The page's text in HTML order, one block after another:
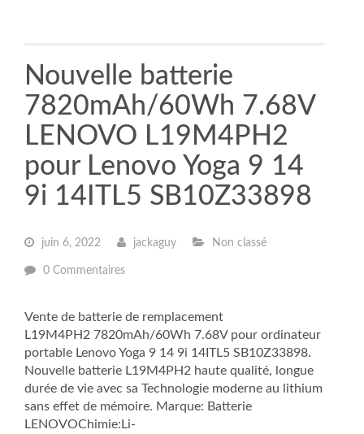
Nouvelle batterie
7820mAh/60Wh 7.68V
LENOVO L19M4PH2
pour Lenovo Yoga 9 14
9i 14ITL5 SB10Z33898
juin 6, 2022 jackaguy Non classé
0 Commentaires
Vente de batterie de remplacement
L19M4PH2 7820mAh/60Wh 7.68V pour ordinateur
portable Lenovo Yoga 9 14 9i 14ITL5 SB10Z33898.
Nouvelle batterie L19M4PH2 haute qualité, longue
durée de vie avec sa Technologie moderne au lithium
sans effet de mémoire. Marque: Batterie
LENOVOChimie:Li-